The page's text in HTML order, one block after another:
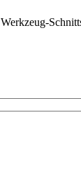
Werkzeug-